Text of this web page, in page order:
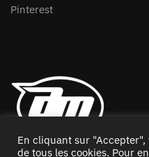
Pinterest
En cliquant sur
de tous les cookies. Pour